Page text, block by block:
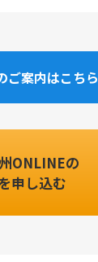
ご案内はこちら
ONLINEの
申し込む